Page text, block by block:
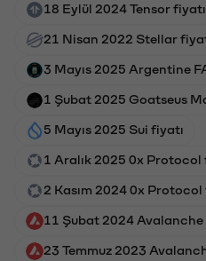
18 Eylül 2024 Tensor fiyatı
21 Nisan 2022 Stellar
3 Mayıs 2025 Argentine
1 Şubat 2025 Goatseus
5 Mayıs 2025 Sui fiyatı
1 Aralık 2025 0x Protocol
2 Kasım 2024 0x Protocol
11 Şubat 2024 Avalanche
23 Temmuz 2023